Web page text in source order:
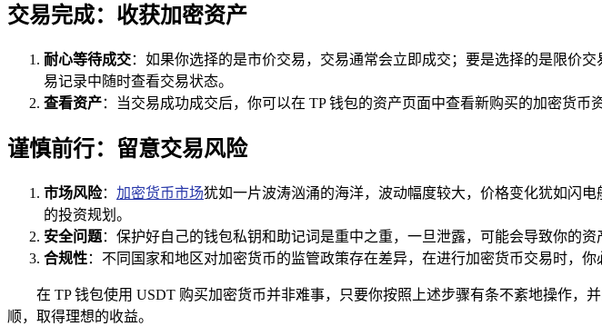
交易完成：收获加密资产
耐心等待成交：如果你选择的是市价交易，交易通常会立即成交；要是选择的是限价
易记录中随时查看交易状态。
查看资产：当交易成功成交后，你可以在 TP 钱包的资产页面中查看新购买的加密货币
谨慎前行：留意交易风险
市场风险： 加密货币市场犹如一片波涛汹涌的海洋，波动幅度较大，价格变化犹如闪
的投资规划。
安全问题：保护好自己的钱包私钥和助记词是重中之重，一旦泄露，可能会导致你的
合规性：不同国家和地区对加密货币的监管政策存在差异，在进行加密货币交易时，
在 TP 钱包使用 USDT 购买加密货币并非难事，只要你按照上述步骤有条不紊地操作
顺，取得理想的收益。